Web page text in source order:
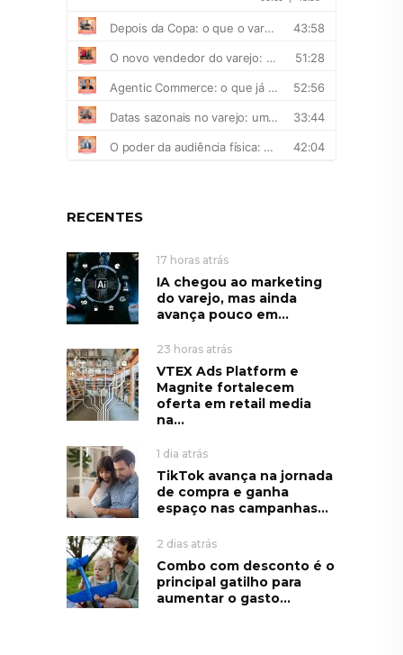
RECENTES
17 horas atrás
IA chegou ao marketing
do varejo, mas ainda
avança pouco em...
23 horas atrás
VTEX Ads Platform e
Magnite fortalecem
oferta em retail media
na...
1 dia atrás
TikTok avança na jornada
de compra e ganha
espaço nas campanhas...
2 dias atrás
Combo com desconto é o
principal gatilho para
aumentar o gasto...